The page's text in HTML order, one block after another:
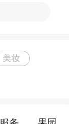
一无二的
最稳妥的
美妆